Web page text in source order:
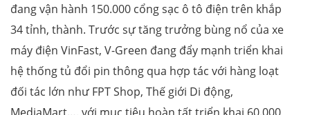
đang vận hành 150.000 cổng sạc ô tô điện trên khắp
34 tỉnh, thành. Trước sự tăng trưởng bùng nổ của xe
máy điện VinFast, V-Green đang đẩy mạnh triển khai
hệ thống tủ đổi pin thông qua hợp tác với hàng loạt
đối tác lớn như FPT Shop, Thế giới Di động,